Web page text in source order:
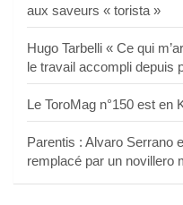
aux saveurs « torista »
Hugo Tarbelli « Ce qui
le travail accompli depuis
Le ToroMag n°150 est en
Parentis : Alvaro Serrano
remplacé par un novillero